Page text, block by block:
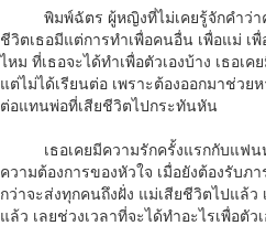
พิมพ์ฉัตร ผู้หญิงที่ไม่เคยรู้จักคําว่
ชีวิตเธอมีแต่การทําเพื่อคนอื่น เพื่อแม่ เ
ไหม ที่เธอจะได้ทําเพื่อตัวเองบ้าง เธอ
แต่ไม่ได้เรียนต่อ เพราะต้องออกมาช่วย
ต่อแทนพ่อที่เสียชีวิตไปกระทันหัน
เธอเคยมีความรักครั้งแรกกับแฟนห
ความต้องการของหัวใจ เมื่อยังต้องรับ
กว่าจะส่งทุกคนถึงฝั่ง แม่เสียชีวิตไปแล้ว
แล้ว เลยช่วงเวลาที่จะได้ทําอะไรเพื่อตั